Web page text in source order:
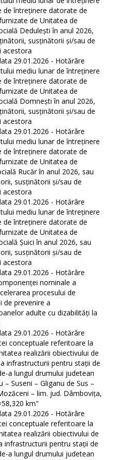
de întreținere datorate de
de Unitatea de
Dedulești în anul 2026,
susținătorii și/sau de
acestora
29.01.2026 - Hotărâre
mediu lunar de întreținere
de întreținere datorate de
de Unitatea de
Domnești în anul 2026,
susținătorii și/sau de
acestora
29.01.2026 - Hotărâre
mediu lunar de întreținere
de întreținere datorate de
de Unitatea de
Rucăr în anul 2026, sau
susținătorii și/sau de
acestora
29.01.2026 - Hotărâre
mediu lunar de întreținere
de întreținere datorate de
de Unitatea de
Șuici în anul 2026, sau
susținătorii și/sau de
acestora
29.01.2026 - Hotărâre
nominale a
procesului de
de prevenire a
adulte cu dizabilități la
29.01.2026 - Hotărâre
conceptuale referitoare la
realizării obiectivului de
infrastructurii pentru stații de
a lungul drumului judetean
– Suseni – Gliganu de Sus –
– lim. jud. Dâmbovița,
km"
29.01.2026 - Hotărâre
conceptuale referitoare la
realizării obiectivului de
infrastructurii pentru stații de
a lungul drumului judetean